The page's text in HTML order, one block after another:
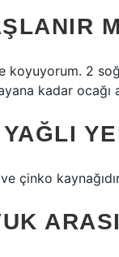
koyuyorum. 2
kadar ocağı
çinko